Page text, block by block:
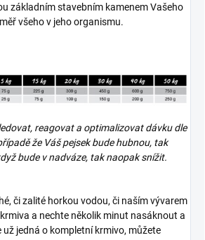
základním stavebním kamenem Vašeho
všeho v jeho organismu.
reagovat a optimalizovat dávku dle
že Váš pejsek bude hubnou, tak
bude v nadváze, tak naopak snížit.
či zalité horkou vodou, či naším vývarem
a nechte několik minut nasáknout a
jedná o kompletní krmivo, můžete